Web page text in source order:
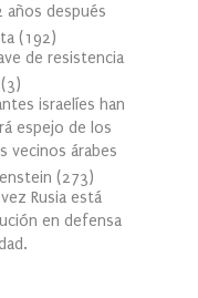
años después
(192)
de resistencia
(3)
israelíes han
espejo de los
vecinos árabes
(273)
Rusia está
en defensa